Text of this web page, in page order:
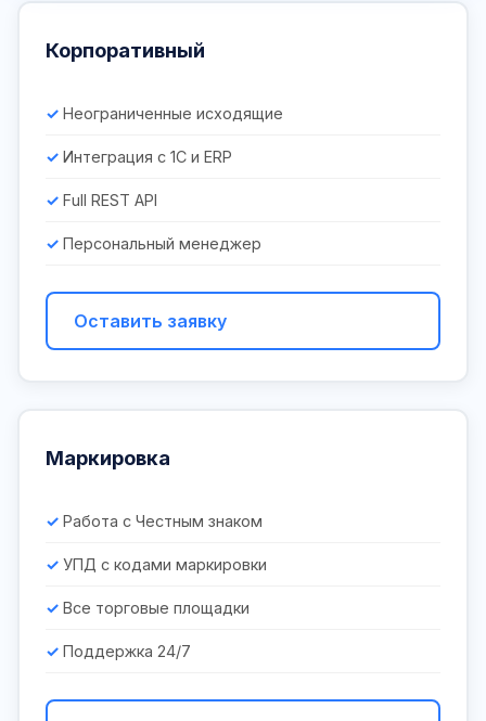
Корпоративный
Неограниченные исходящие
Интеграция с 1С и ERP
Full REST API
Персональный менеджер
Оставить заявку
Маркировка
Работа с Честным знаком
УПД с кодами маркировки
Все торговые площадки
Поддержка 24/7